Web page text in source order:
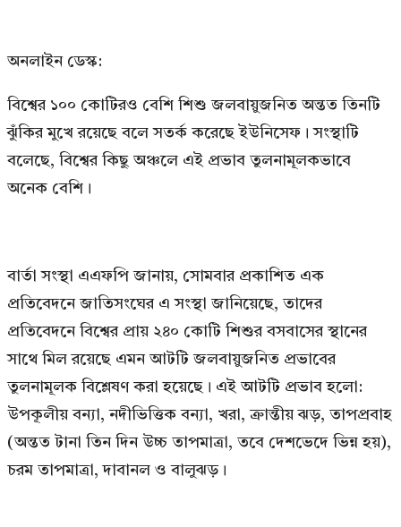
অনলাইন ডেস্ক:
বিশ্বের ১০০ কোটিরও বেশি শিশু জলবায়ুজনিত অন্তত তিনটি
ঝুঁকির মুখে রয়েছে বলে সতর্ক করেছে ইউনিসেফ। সংস্থাটি
বলেছে, বিশ্বের কিছু অঞ্চলে এই প্রভাব তুলনামূলকভাবে
অনেক বেশি।
বার্তা সংস্থা এএফপি জানায়, সোমবার প্রকাশিত এক
প্রতিবেদনে জাতিসংঘের এ সংস্থা জানিয়েছে, তাদের
প্রতিবেদনে বিশ্বের প্রায় ২৪০ কোটি শিশুর বসবাসের স্থানের
সাথে মিল রয়েছে এমন আটটি জলবায়ুজনিত প্রভাবের
তুলনামূলক বিশ্লেষণ করা হয়েছে। এই আটটি প্রভাব হলো:
উপকূলীয় বন্যা, নদীভিত্তিক বন্যা, খরা, ক্রান্তীয় ঝড়, তাপপ্রবাহ
(অন্তত টানা তিন দিন উচ্চ তাপমাত্রা, তবে দেশভেদে ভিন্ন হয়),
চরম তাপমাত্রা, দাবানল ও বালুঝড়।